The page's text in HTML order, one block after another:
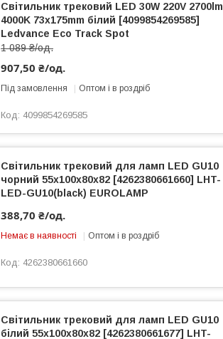
Світильник трековий LED 30W 220V 2700lm
4000K 73x175mm білий [4099854269585]
Ledvance Eco Track Spot
1 089 ₴/од.
907,50 ₴/од.
Під замовлення Оптом і в роздріб
4099854269585
Світильник трековий для ламп LED GU10
чорний 55х100х80х82 [4262380661660] LHT-
LED-GU10(black) EUROLAMP
388,70 ₴/од.
Немає в наявності Оптом і в роздріб
4262380661660
Світильник трековий для ламп LED GU10
білий 55х100х80х82 [4262380661677] LHT-